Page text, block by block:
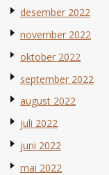
desember 2022
november 2022
oktober 2022
september 2022
august 2022
juli 2022
juni 2022
mai 2022